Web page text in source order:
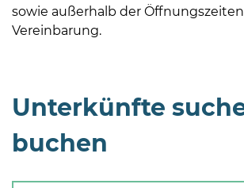
sowie außerhalb der
Vereinbarung.
Unterkünfte
buchen